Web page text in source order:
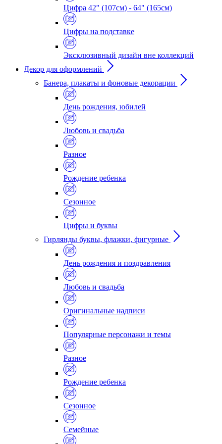
Цифра 42" (107см) - 64" (165см)
Цифры на подставке
Эксклюзивный дизайн вне коллекций
Декор для оформлений
Банера, плакаты и фоновые декорации
День рождения, юбилей
Любовь и свадьба
Разное
Рождение ребенка
Сезонное
Цифры и буквы
Гирлянды буквы, флажки, фигурные
День рождения и поздравления
Любовь и свадьба
Оригинальные надписи
Популярные персонажи и темы
Разное
Рождение ребенка
Сезонное
Семейные